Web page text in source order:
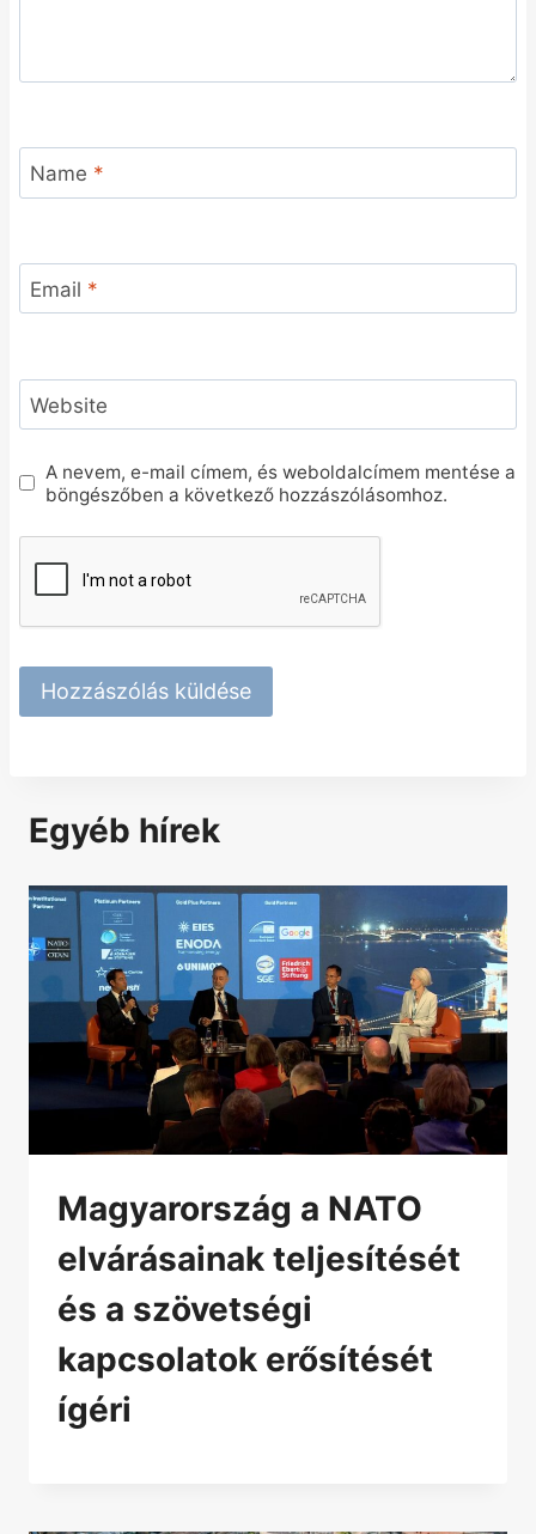
Name *
Email *
Website
A nevem, e-mail címem, és weboldalcímem mentése a
böngészőben a következő hozzászólásomhoz.
Egyéb hírek
Magyarország a NATO
elvárásainak teljesítését
és a szövetségi
kapcsolatok erősítését
ígéri